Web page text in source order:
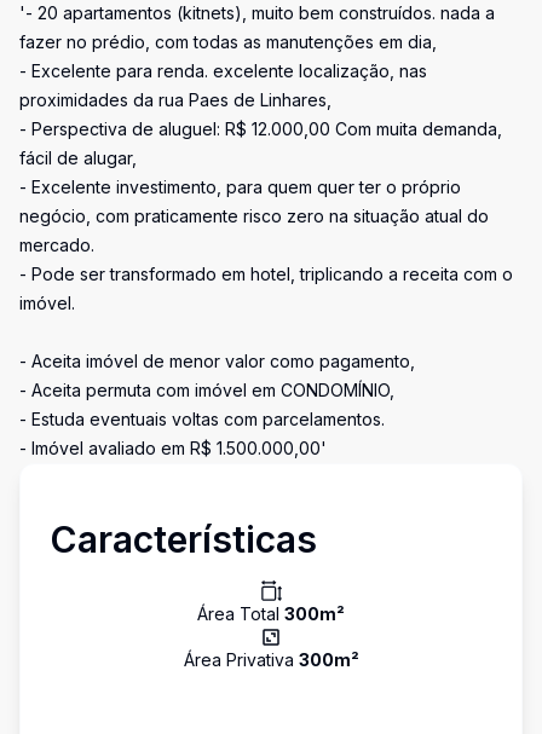
'- 20 apartamentos (kitnets), muito bem construídos. nada a
fazer no prédio, com todas as manutenções em dia,
- Excelente para renda. excelente localização, nas
proximidades da rua Paes de Linhares,
- Perspectiva de aluguel: R$ 12.000,00 Com muita demanda,
fácil de alugar,
- Excelente investimento, para quem quer ter o próprio
negócio, com praticamente risco zero na situação atual do
mercado.
- Pode ser transformado em hotel, triplicando a receita com o
imóvel.
- Aceita imóvel de menor valor como pagamento,
- Aceita permuta com imóvel em CONDOMÍNIO,
- Estuda eventuais voltas com parcelamentos.
- Imóvel avaliado em R$ 1.500.000,00'
Características
Área Total 300m²
Área Privativa 300m²